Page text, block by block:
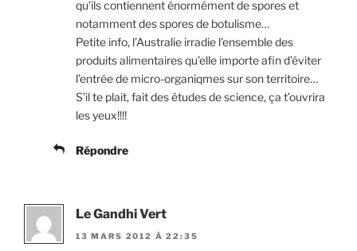
qu’ils contiennent énormément de spores et
notamment des spores de botulisme…
Petite info, l’Australie irradie l’ensemble des
produits alimentaires qu’elle importe afin d’éviter
l’entrée de micro-organiqmes sur son territoire…
S’il te plait, fait des études de science, ça t’ouvrira
les yeux!!!!
Répondre
Le Gandhi Vert
13 MARS 2012 À 22:35